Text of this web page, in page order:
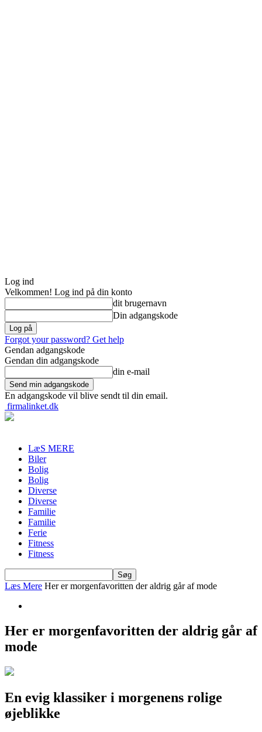
Log ind
Velkommen! Log ind på din konto
dit brugernavn
Din adgangskode
Forgot your password? Get help
Gendan adgangskode
Gendan din adgangskode
din e-mail
En adgangskode vil blive sendt til din email.
firmalinket.dk
LæS MERE
Biler
Bolig
Bolig
Diverse
Diverse
Familie
Familie
Ferie
Fitness
Fitness
Læs Mere Her er morgenfavoritten der aldrig går af mode
Her er morgenfavoritten der aldrig går af
mode
En evig klassiker i morgenens rolige
øjeblikke